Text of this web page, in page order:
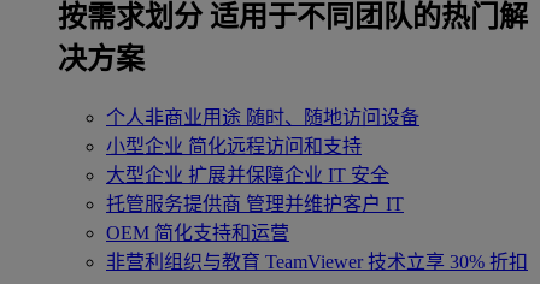
按需求划分 适用于不同团队的热门解
决方案
个人非商业用途 随时、随地访问设备
小型企业 简化远程访问和支持
大型企业 扩展并保障企业 IT 安全
托管服务提供商 管理并维护客户 IT
OEM 简化支持和运营
非营利组织与教育 TeamViewer 技术立享 30% 折扣